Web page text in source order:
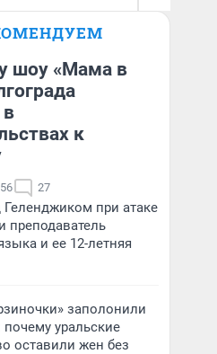
Шорохова
соцразвития
шоу «Мама в
в
к
27
при атаке
преподаватель
и ее 12-летняя
заполонили
почему уральские
оставили жен без